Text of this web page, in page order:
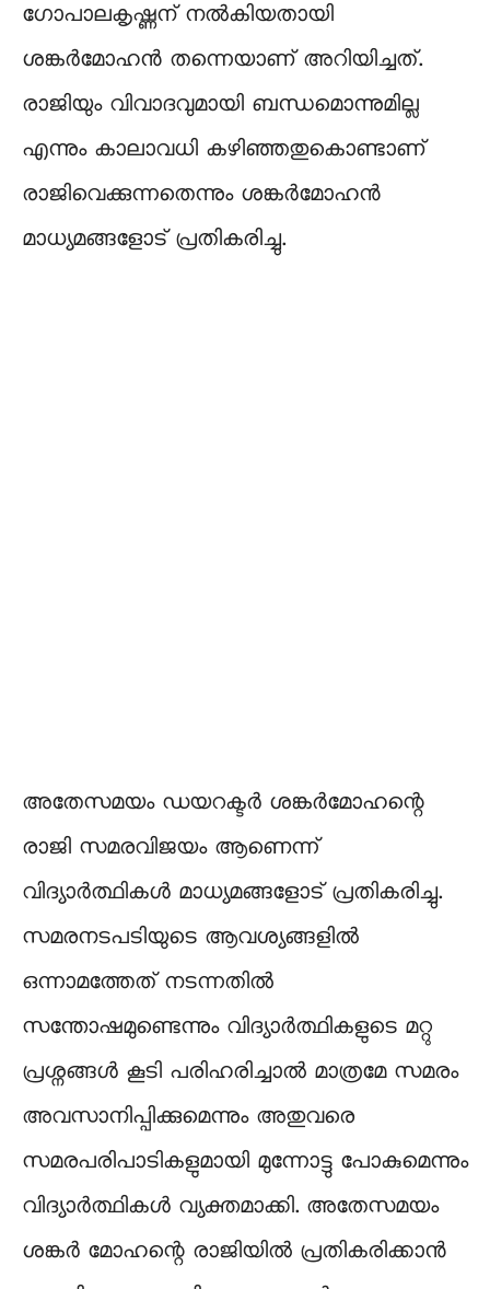
ഗോപാലകൃഷ്ണന് നൽകിയതായി
ശങ്കർമോഹന്‍ തന്നെയാണ് അറിയിച്ചത്.
രാജിയും വിവാദവുമായി ബന്ധമൊന്നുമില്ല
എന്നും കാലാവധി കഴിഞ്ഞതുകൊണ്ടാണ്
രാജിവെക്കുന്നതെന്നും ശങ്കർമോഹന്‍
മാധ്യമങ്ങളോട് പ്രതികരിച്ചു.
അതേസമയം ഡയറക്ടർ ശങ്കർമോഹന്റെ
രാജി സമരവിജയം ആണെന്ന്
വിദ്യാർത്ഥികൾ മാധ്യമങ്ങളോട് പ്രതികരിച്ചു.
സമരനടപടിയുടെ ആവശ്യങ്ങളിൽ
ഒന്നാമത്തേത് നടന്നതിൽ
സന്തോഷമുണ്ടെന്നും വിദ്യാർത്ഥികളുടെ മറ്റു
പ്രശ്നങ്ങൾ കൂടി പരിഹരിച്ചാൽ മാത്രമേ സമരം
അവസാനിപ്പിക്കുമെന്നും അതുവരെ
സമരപരിപാടികളുമായി മുന്നോട്ടു പോകുമെന്നും
വിദ്യാർത്ഥികൾ വ്യക്തമാക്കി. അതേസമയം
ശങ്കർ മോഹന്റെ രാജിയിൽ പ്രതികരിക്കാൻ